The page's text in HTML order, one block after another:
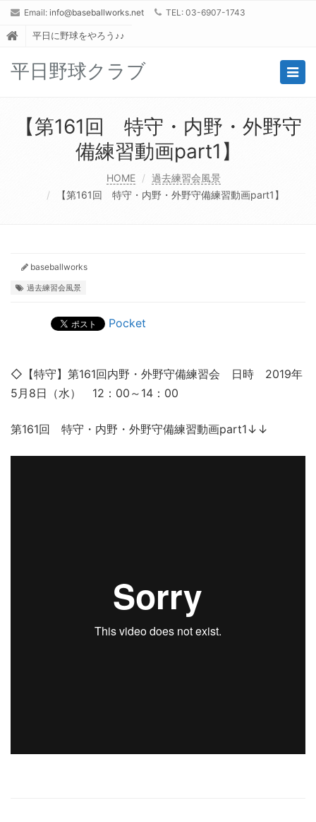
Email: info@baseballworks.net TEL: 03-6907-1743
平日に野球をやろう♪♪
平日野球クラブ
【第161回 特守・内野・外野守
備練習動画part1】
HOME
過去練習会風景
【第161回 特守・内野・外野守備練習動画part1】
baseballworks
過去練習会風景
Pocket
◇【特守】第161回内野・外野守備練習会 日時 2019年
5月8日（水） 12：00～14：00
第161回 特守・内野・外野守備練習動画part1↓↓